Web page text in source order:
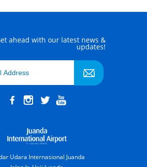
ahead with our latest news &
updates!
Udara Internasional Juanda